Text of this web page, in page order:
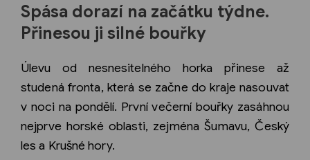
Spása dorazí na začátku týdne.
Přinesou ji silné bouřky
Úlevu od nesnesitelného horka přinese až
studená fronta, která se začne do kraje nasouvat
v noci na pondělí. První večerní bouřky zasáhnou
nejprve horské oblasti, zejména Šumavu, Český
les a Krušné hory.